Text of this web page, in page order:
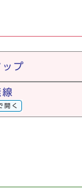
プ
線
開く